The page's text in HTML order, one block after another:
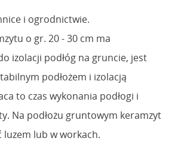
i ogrodnictwie.
o gr. 20 - 30 cm ma
izolacji podłóg na gruncie, jest
podłożem i izolacją
to czas wykonania podłogi i
Na podłożu gruntowym keramzyt
luzem lub w workach.